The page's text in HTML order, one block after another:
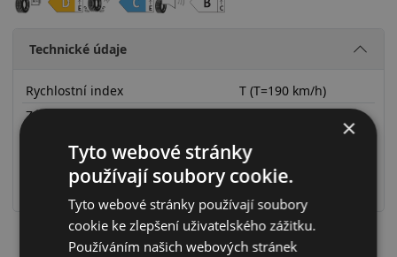
Technické údaje
Rychlostní index
T (T=190 km/h)
Zátěžový index
RunFlat systém
Ne
Ochrana ráfku
17560R13TNP203
×
Tyto webové stránky
používají soubory cookie.
Tyto webové stránky používají soubory
cookie ke zlepšení uživatelského zážitku.
Používáním našich webových stránek